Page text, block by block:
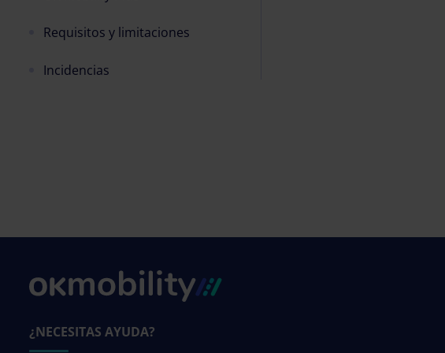
Requisitos y limitaciones
Incidencias
¿NECESITAS AYUDA?